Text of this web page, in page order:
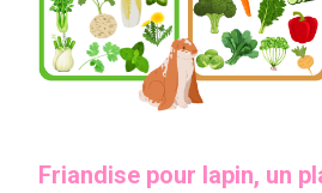
Friandise pour lapin, un